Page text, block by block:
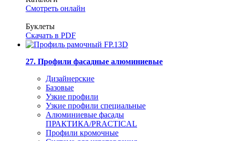
Смотреть онлайн
Буклеты
Скачать в PDF
27. Профили фасадные алюминиевые
Дизайнерские
Базовые
Узкие профили
Узкие профили специальные
Алюминиевые фасады
ПРАКТИКА/PRACTICAL
Профили кромочные